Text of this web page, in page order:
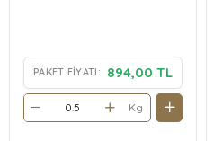
PAKET FIYATI: 894,00 TL
Kg